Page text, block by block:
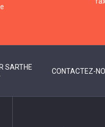
SARTHE
CONTACTEZ-